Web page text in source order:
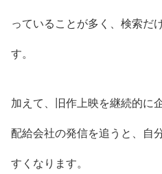
っていることが多く、検索だ
す。
加えて、旧作上映を継続的に
配給会社の発信を追うと、自
すくなります。